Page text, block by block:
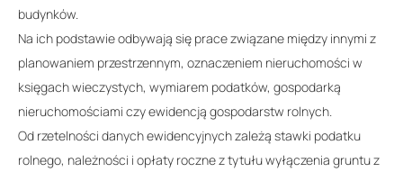
budynków.
Na ich podstawie odbywają się prace związane między innymi z
planowaniem przestrzennym, oznaczeniem nieruchomości w
księgach wieczystych, wymiarem podatków, gospodarką
nieruchomościami czy ewidencją gospodarstw rolnych.
Od rzetelności danych ewidencyjnych zależą stawki podatku
rolnego, należności i opłaty roczne z tytułu wyłączenia gruntu z